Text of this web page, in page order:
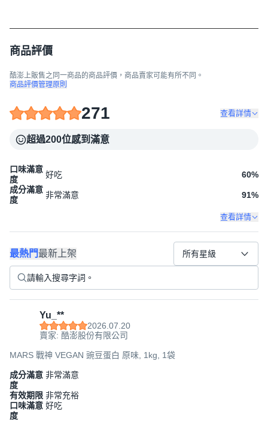
商品評價
酷澎上販售之同一商品的商品評價，商品賣家可能有所不同。
商品評價管理原則
271 查看詳情
超過200位感到滿意
口味滿意
度
好吃 60%
成分滿意
度
非常滿意 91%
查看詳情
最熱門最新上架 所有星級
Yu_**
2026.07.20
賣家: 酷澎股份有限公司
MARS 戰神 VEGAN 豌豆蛋白 原味, 1kg, 1袋
成分滿意
度
非常滿意
有效期限 非常充裕
口味滿意
度
好吃